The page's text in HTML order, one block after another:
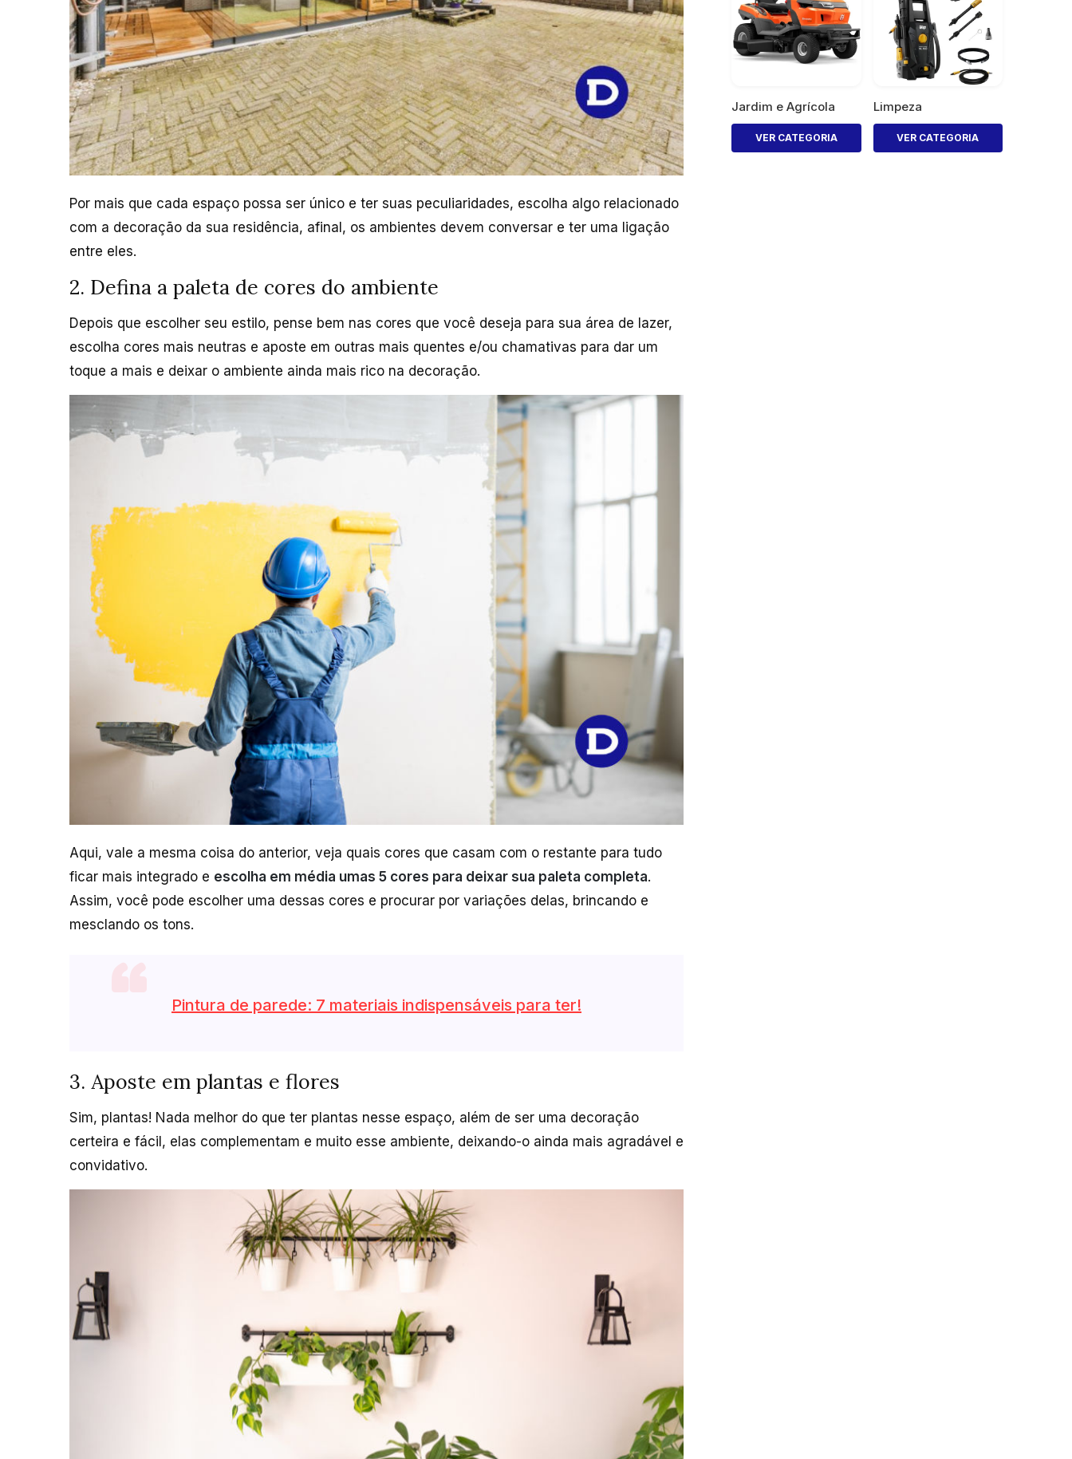
Por mais que cada espaço possa ser único e ter suas peculiaridades, escolha algo relacionado
com a decoração da sua residência, afinal, os ambientes devem conversar e ter uma ligação
entre eles.
2. Defina a paleta de cores do ambiente
Depois que escolher seu estilo, pense bem nas cores que você deseja para sua área de lazer,
escolha cores mais neutras e aposte em outras mais quentes e/ou chamativas para dar um
toque a mais e deixar o ambiente ainda mais rico na decoração.
Aqui, vale a mesma coisa do anterior, veja quais cores que casam com o restante para tudo
ficar mais integrado e escolha em média umas 5 cores para deixar sua paleta completa.
Assim, você pode escolher uma dessas cores e procurar por variações delas, brincando e
mesclando os tons.
Pintura de parede: 7 materiais indispensáveis para ter!
3. Aposte em plantas e flores
Sim, plantas! Nada melhor do que ter plantas nesse espaço, além de ser uma decoração
certeira e fácil, elas complementam e muito esse ambiente, deixando-o ainda mais agradável e
convidativo.
Jardim e Agrícola
VER CATEGORIA
Limpeza
VER CATEGORIA